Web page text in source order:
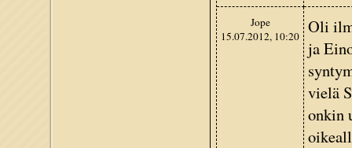
Jope
15.07.2012, 10:20
Oli
ja
vielä
onkin